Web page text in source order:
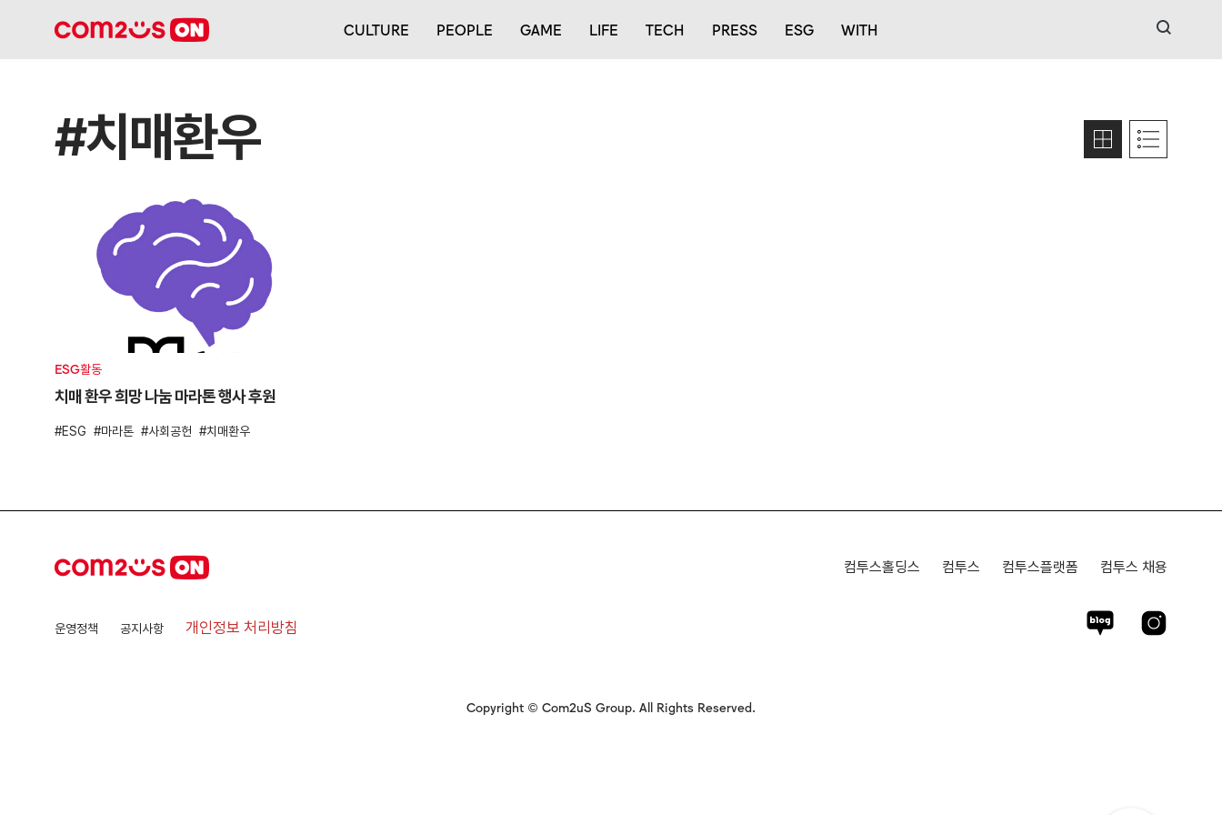
CULTURE PEOPLE GAME LIFE TECH PRESS ESG WITH 검색
#치매환우
ESG활동
치매 환우 희망 나눔 마라톤 행사 후원
ESG 마라톤 사회공헌 치매환우
운영정책 공지사항 개인정보 처리방침
컴투스홀딩스 컴투스 컴투스플랫폼 컴투스 채용
Copyright © Com2uS Group. All Rights Reserved.